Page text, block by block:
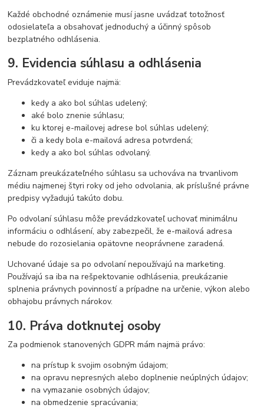
Každé obchodné oznámenie musí jasne uvádzať totožnosť
odosielateľa a obsahovať jednoduchý a účinný spôsob
bezplatného odhlásenia.
9. Evidencia súhlasu a odhlásenia
Prevádzkovateľ eviduje najmä:
kedy a ako bol súhlas udelený;
aké bolo znenie súhlasu;
ku ktorej e-mailovej adrese bol súhlas udelený;
či a kedy bola e-mailová adresa potvrdená;
kedy a ako bol súhlas odvolaný.
Záznam preukázateľného súhlasu sa uchováva na trvanlivom
médiu najmenej štyri roky od jeho odvolania, ak príslušné právne
predpisy vyžadujú takúto dobu.
Po odvolaní súhlasu môže prevádzkovateľ uchovať minimálnu
informáciu o odhlásení, aby zabezpečil, že e-mailová adresa
nebude do rozosielania opätovne neoprávnene zaradená.
Uchované údaje sa po odvolaní nepoužívajú na marketing.
Používajú sa iba na rešpektovanie odhlásenia, preukázanie
splnenia právnych povinností a prípadne na určenie, výkon alebo
obhajobu právnych nárokov.
10. Práva dotknutej osoby
Za podmienok stanovených GDPR mám najmä právo:
na prístup k svojim osobným údajom;
na opravu nepresných alebo doplnenie neúplných údajov;
na vymazanie osobných údajov;
na obmedzenie spracúvania;